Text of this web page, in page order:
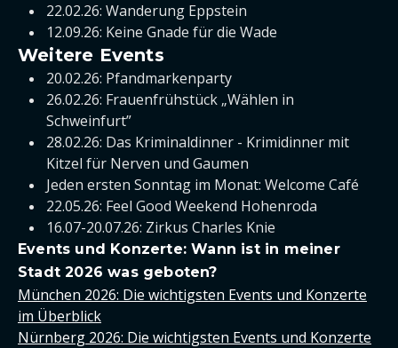
22.02.26: Wanderung Eppstein
12.09.26: Keine Gnade für die Wade
Weitere Events
20.02.26: Pfandmarkenparty
26.02.26: Frauenfrühstück „Wählen in
Schweinfurt”
28.02.26: Das Kriminaldinner - Krimidinner mit
Kitzel für Nerven und Gaumen
Jeden ersten Sonntag im Monat: Welcome Café
22.05.26: Feel Good Weekend Hohenroda
16.07-20.07.26: Zirkus Charles Knie
Events und Konzerte: Wann ist in meiner
Stadt 2026 was geboten?
München 2026: Die wichtigsten Events und Konzerte
im Überblick
Nürnberg 2026: Die wichtigsten Events und Konzerte